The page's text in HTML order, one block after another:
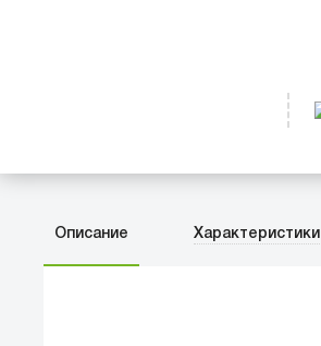
Описание Характеристики